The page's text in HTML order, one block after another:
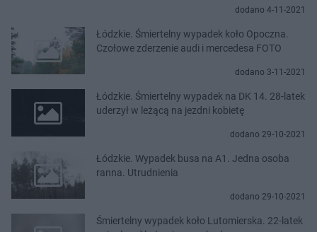
dodano 4-11-2021
Łódzkie. Śmiertelny wypadek koło Opoczna.
Czołowe zderzenie audi i mercedesa FOTO
dodano 3-11-2021
Łódzkie. Śmiertelny wypadek na DK 14. 28-latek
uderzył w leżącą na jezdni kobietę
dodano 29-10-2021
Łódzkie. Wypadek busa na A1. Jedna osoba
ranna. Utrudnienia
dodano 29-10-2021
Śmiertelny wypadek koło Lutomierska. 22-latek